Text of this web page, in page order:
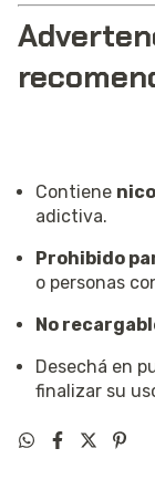
Contiene
adictiva.
Prohibido
o personas
No
Desechá en
finalizar su